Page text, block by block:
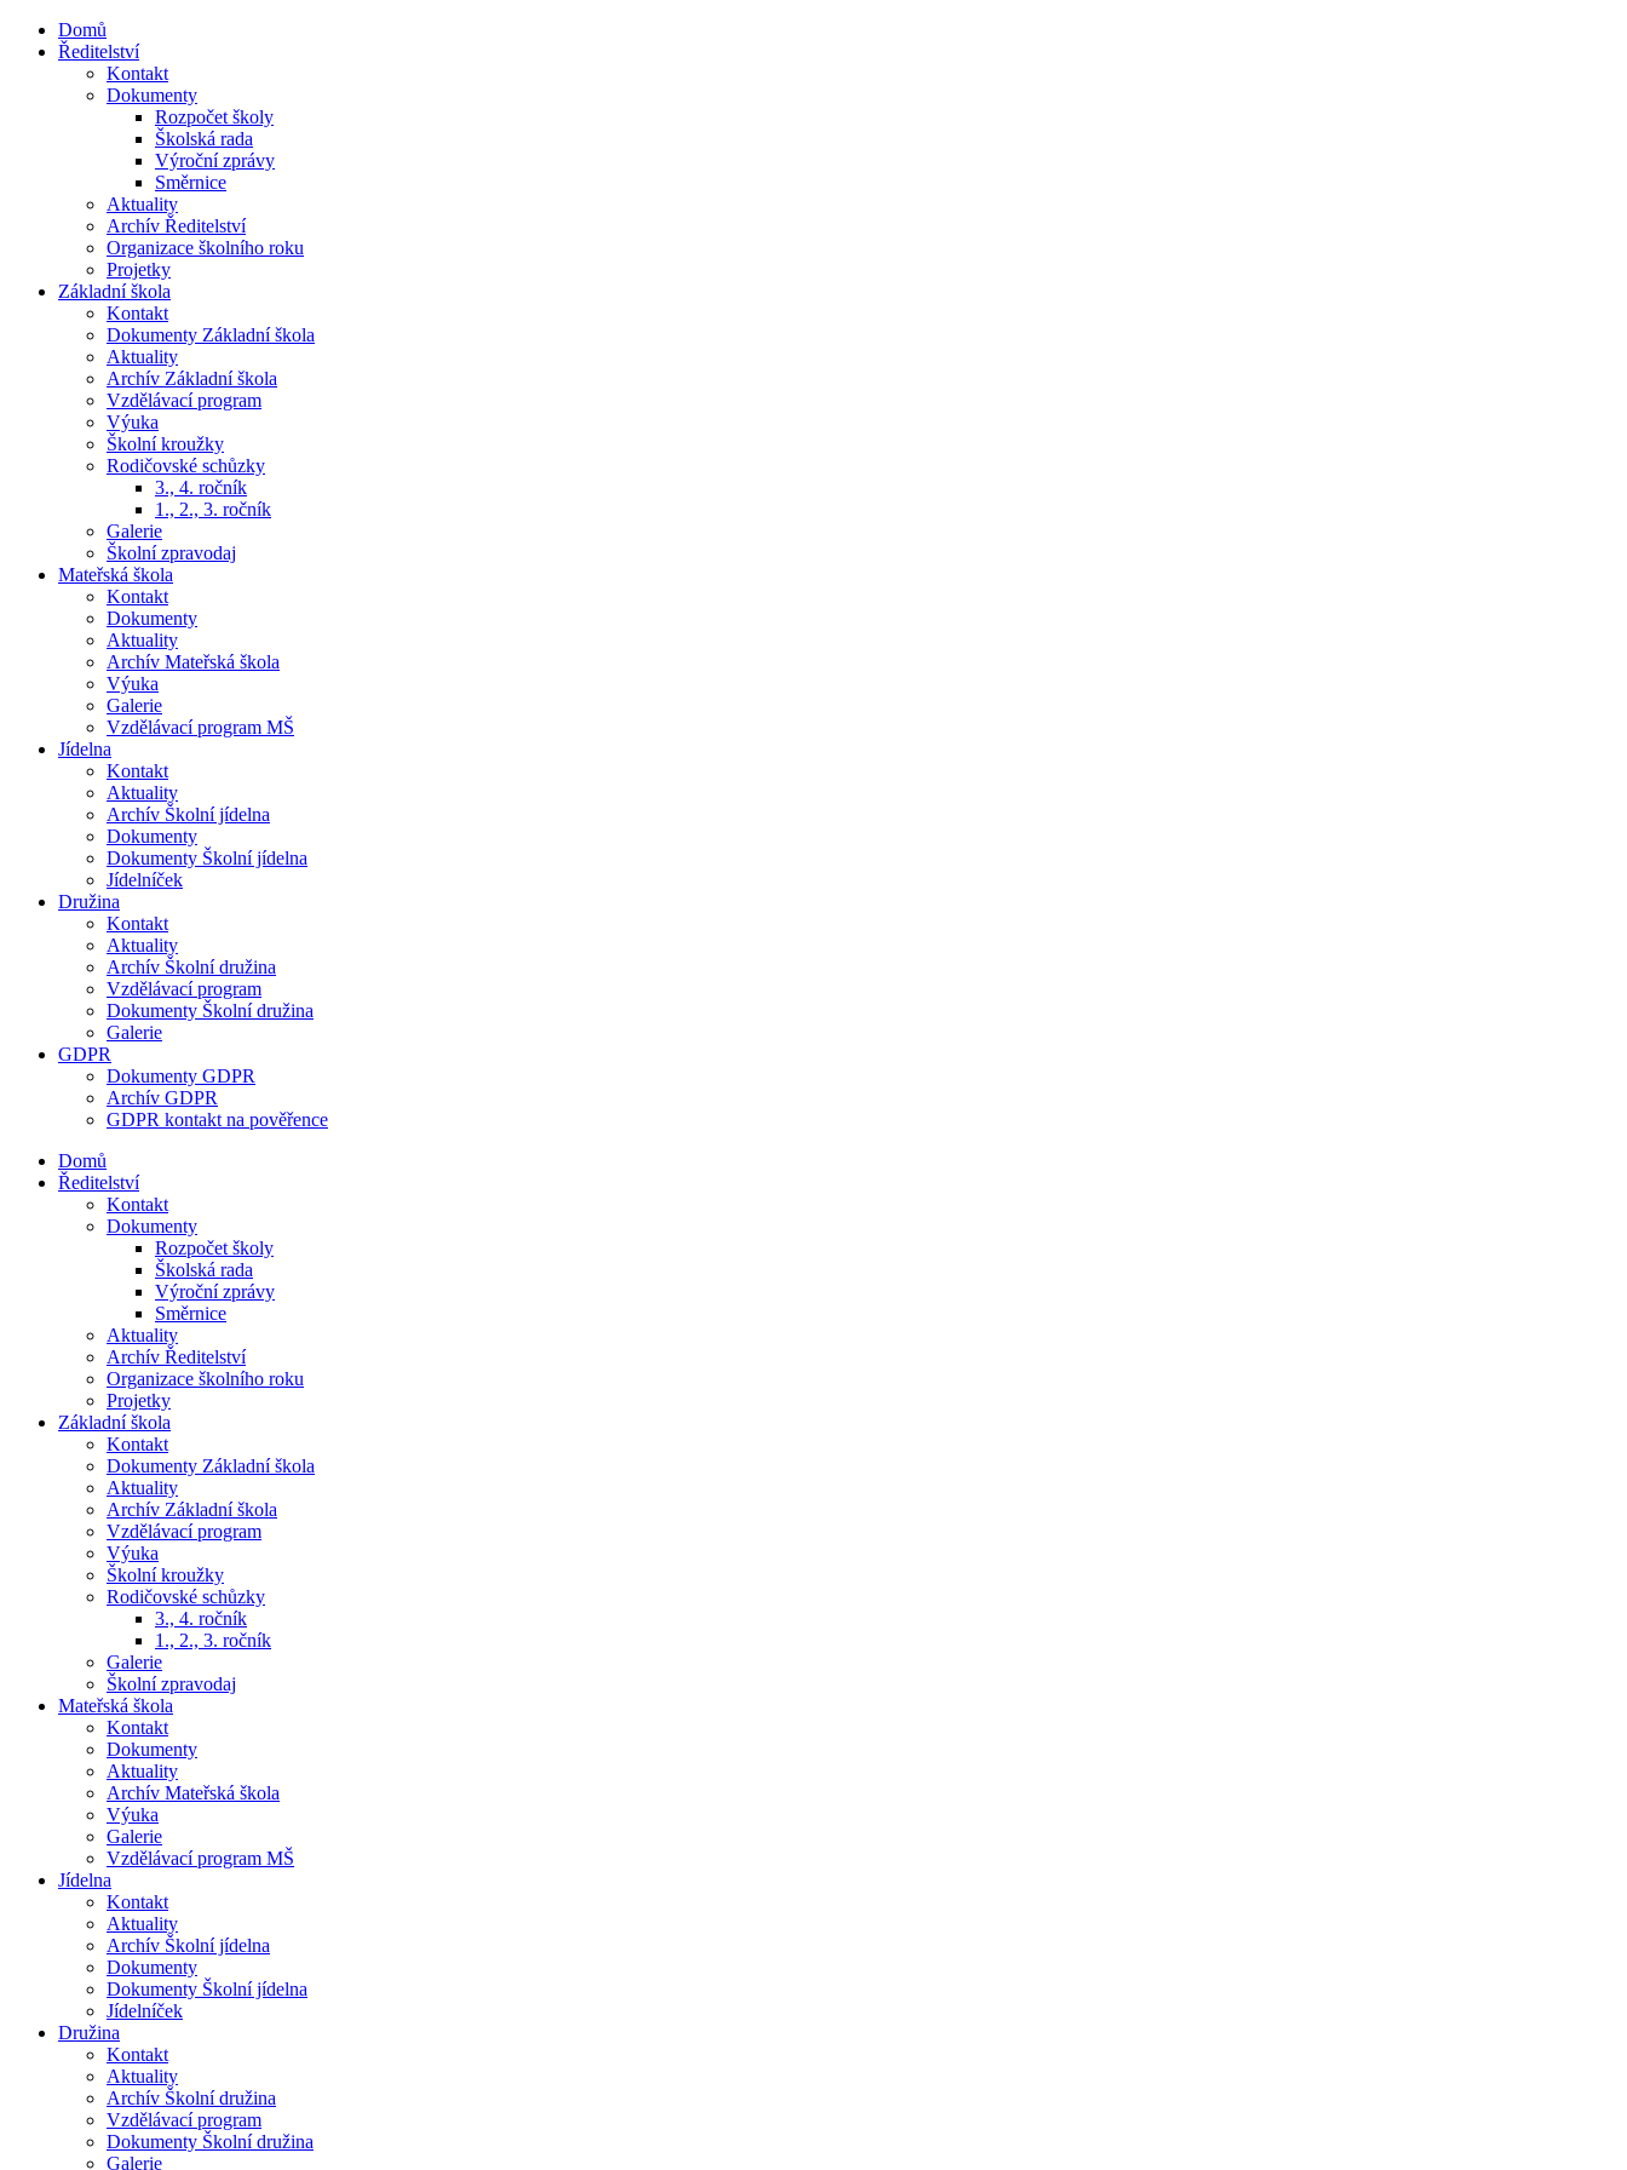
Přejít
Domů
Ředitelství
Kontakt
Dokumenty
Rozpočet školy
Školská rada
Výroční zprávy
Směrnice
Aktuality
Archív Ředitelství
Organizace školního roku
Projetky
Základní škola
Kontakt
Dokumenty Základní škola
Aktuality
Archív Základní škola
Vzdělávací program
Výuka
Školní kroužky
Rodičovské schůzky
3., 4. ročník
1., 2., 3. ročník
Galerie
Školní zpravodaj
Mateřská škola
Kontakt
Dokumenty
Aktuality
Archív Mateřská škola
Výuka
Galerie
Vzdělávací program MŠ
Jídelna
Kontakt
Aktuality
Archív Školní jídelna
Dokumenty
Dokumenty Školní jídelna
Jídelníček
Družina
Kontakt
Aktuality
Archív Školní družina
Vzdělávací program
Dokumenty Školní družina
Galerie
GDPR
Dokumenty GDPR
Archív GDPR
GDPR kontakt na pověřence
Domů
Ředitelství
Kontakt
Dokumenty
Rozpočet školy
Školská rada
Výroční zprávy
Směrnice
Aktuality
Archív Ředitelství
Organizace školního roku
Projetky
Základní škola
Kontakt
Dokumenty Základní škola
Aktuality
Archív Základní škola
Vzdělávací program
Výuka
Školní kroužky
Rodičovské schůzky
3., 4. ročník
1., 2., 3. ročník
Galerie
Školní zpravodaj
Mateřská škola
Kontakt
Dokumenty
Aktuality
Archív Mateřská škola
Výuka
Galerie
Vzdělávací program MŠ
Jídelna
Kontakt
Aktuality
Archív Školní jídelna
Dokumenty
Dokumenty Školní jídelna
Jídelníček
Družina
Kontakt
Aktuality
Archív Školní družina
Vzdělávací program
Dokumenty Školní družina
Galerie